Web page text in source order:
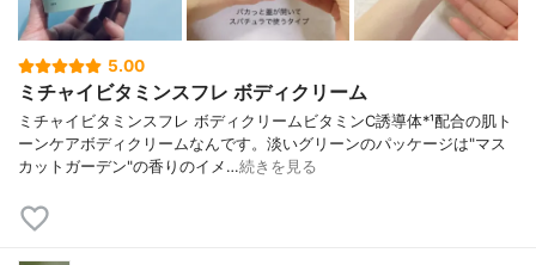
5.00
ミチャイビタミンスフレ ボディクリーム
ミチャイビタミンスフレ ボディクリームビタミンC誘導体*¹配合の肌ト
ーンケアボディクリームなんです。淡いグリーンのパッケージは"マス
カットガーデン"の香りのイメ…続きを見る